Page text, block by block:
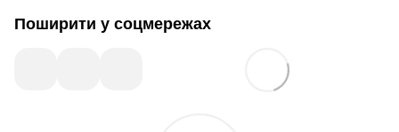
Поширити у соцмережах